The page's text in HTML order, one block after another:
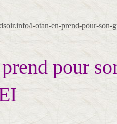
l-otan-en-prend-pour-son-
pour